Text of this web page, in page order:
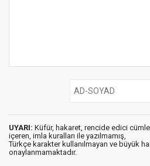
UYARI: Küfür, hakaret, rencide edici
içeren, imla kuralları ile yazılmamış,
Türkçe karakter kullanılmayan ve büyük
onaylanmamaktadır.